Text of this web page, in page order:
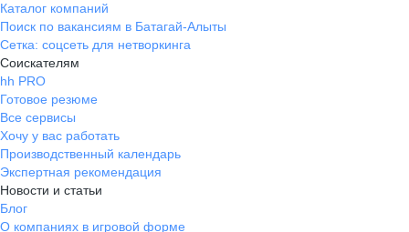
Каталог компаний
Поиск по вакансиям в Батагай-Алыты
Сетка: соцсеть для нетворкинга
Соискателям
hh PRO
Готовое резюме
Все сервисы
Хочу у вас работать
Производственный календарь
Экспертная рекомендация
Новости и статьи
Блог
О компаниях в игровой форме